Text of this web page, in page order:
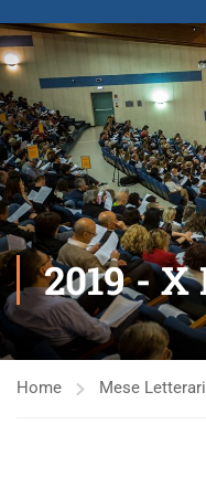
2019 - X
Home Mese